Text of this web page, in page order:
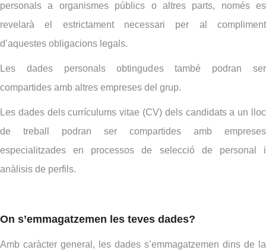
personals a organismes públics o altres parts, només es
revelarà el estrictament necessari per al compliment
d’aquestes obligacions legals.
Les dades personals obtingudes també podran ser
compartides amb altres empreses del grup.
Les dades dels currículums vitae (CV) dels candidats a un lloc
de treball podran ser compartides amb empreses
especialitzades en processos de selecció de personal i
anàlisis de perfils.
On s’emmagatzemen les teves dades?
Amb caràcter general, les dades s’emmagatzemen dins de la